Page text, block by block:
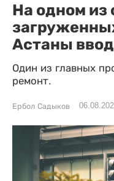
На одном из
Астаны
Один из главных
ремонт.
Ербол Садыков